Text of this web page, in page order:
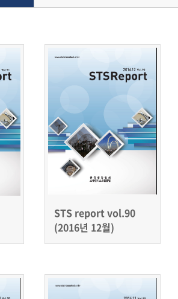
STS report vol.90
(2016년 12월)